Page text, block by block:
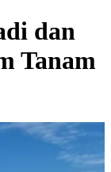
dan
Tanam